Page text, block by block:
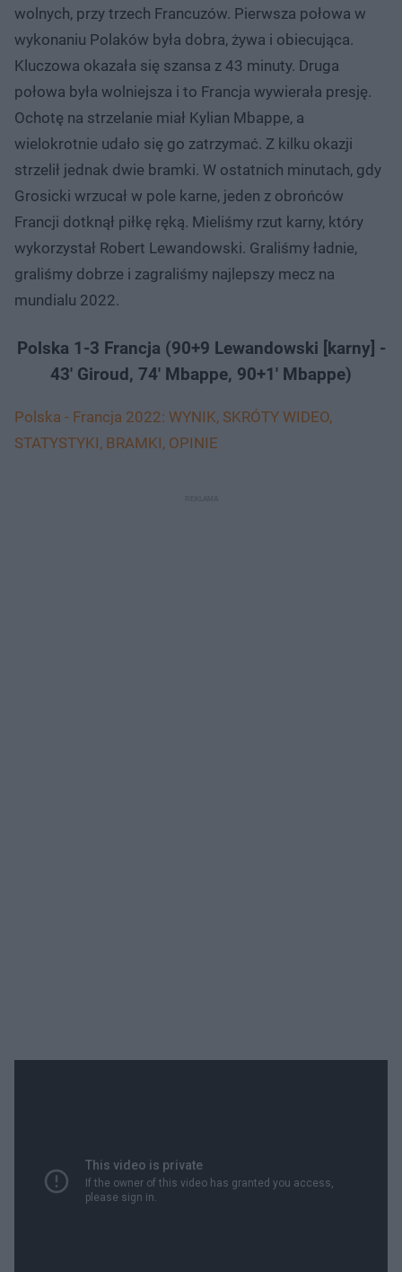
wolnych, przy trzech Francuzów. Pierwsza połowa w
wykonaniu Polaków była dobra, żywa i obiecująca.
Kluczowa okazała się szansa z 43 minuty. Druga
połowa była wolniejsza i to Francja wywierała presję.
Ochotę na strzelanie miał Kylian Mbappe, a
wielokrotnie udało się go zatrzymać. Z kilku okazji
strzelił jednak dwie bramki. W ostatnich minutach, gdy
Grosicki wrzucał w pole karne, jeden z obrońców
Francji dotknął piłkę ręką. Mieliśmy rzut karny, który
wykorzystał Robert Lewandowski. Graliśmy ładnie,
graliśmy dobrze i zagraliśmy najlepszy mecz na
mundialu 2022.
Polska 1-3 Francja (90+9 Lewandowski [karny] -
43' Giroud, 74' Mbappe, 90+1' Mbappe)
Polska - Francja 2022: WYNIK, SKRÓTY WIDEO,
STATYSTYKI, BRAMKI, OPINIE